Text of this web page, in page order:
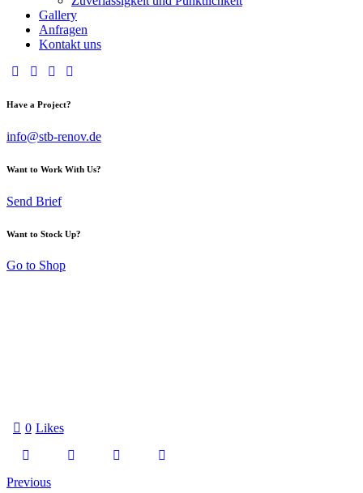
Gallery
Anfragen
Kontakt uns
Have a Project?
info@stb-renov.de
Want to Work With Us?
Send Brief
Want to Stock Up?
Go to Shop
0 Likes
Previous